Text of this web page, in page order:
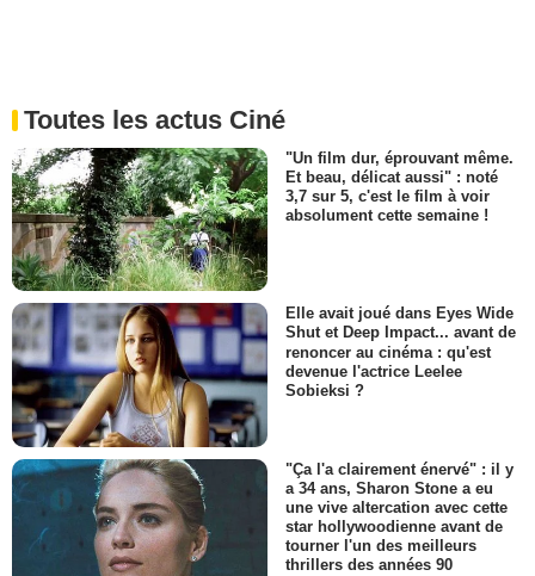
Toutes les actus Ciné
"Un film dur, éprouvant même.
Et beau, délicat aussi" : noté
3,7 sur 5, c'est le film à voir
absolument cette semaine !
Elle avait joué dans Eyes Wide
Shut et Deep Impact... avant de
renoncer au cinéma : qu'est
devenue l'actrice Leelee
Sobieksi ?
"Ça l'a clairement énervé" : il y
a 34 ans, Sharon Stone a eu
une vive altercation avec cette
star hollywoodienne avant de
tourner l'un des meilleurs
thrillers des années 90